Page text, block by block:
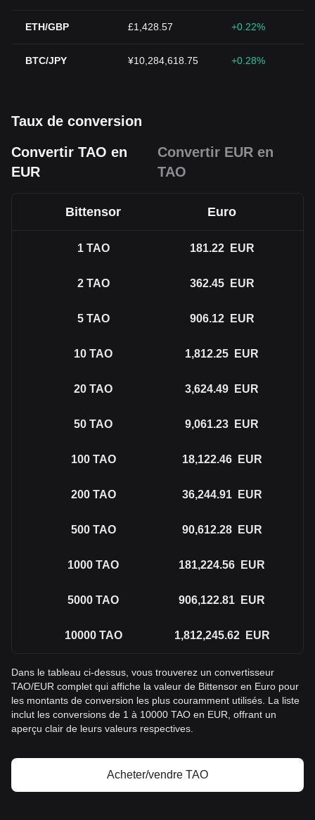
ETH/GBP £1,428.57 +0.22%
BTC/JPY ¥10,284,618.75 +0.28%
Taux de conversion
Convertir TAO en
EUR
Convertir EUR en
TAO
Bittensor Euro
1 TAO 181.22 EUR
2 TAO 362.45 EUR
5 TAO 906.12 EUR
10 TAO 1,812.25 EUR
20 TAO 3,624.49 EUR
50 TAO 9,061.23 EUR
100 TAO 18,122.46 EUR
200 TAO 36,244.91 EUR
500 TAO 90,612.28 EUR
1000 TAO 181,224.56 EUR
5000 TAO 906,122.81 EUR
10000 TAO 1,812,245.62 EUR
Dans le tableau ci-dessus, vous trouverez un convertisseur
TAO/EUR complet qui affiche la valeur de Bittensor en Euro pour
les montants de conversion les plus couramment utilisés. La liste
inclut les conversions de 1 à 10000 TAO en EUR, offrant un
aperçu clair de leurs valeurs respectives.
Acheter/vendre TAO